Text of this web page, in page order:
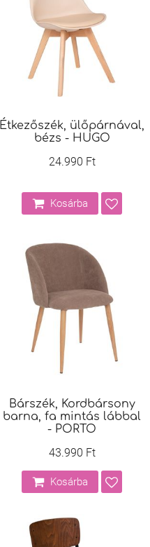
Étkezőszék, ülőpárnával,
bézs - HUGO
24.990 Ft
Kosárba
Bárszék, Kordbársony
barna, fa mintás lábbal
- PORTO
43.990 Ft
Kosárba